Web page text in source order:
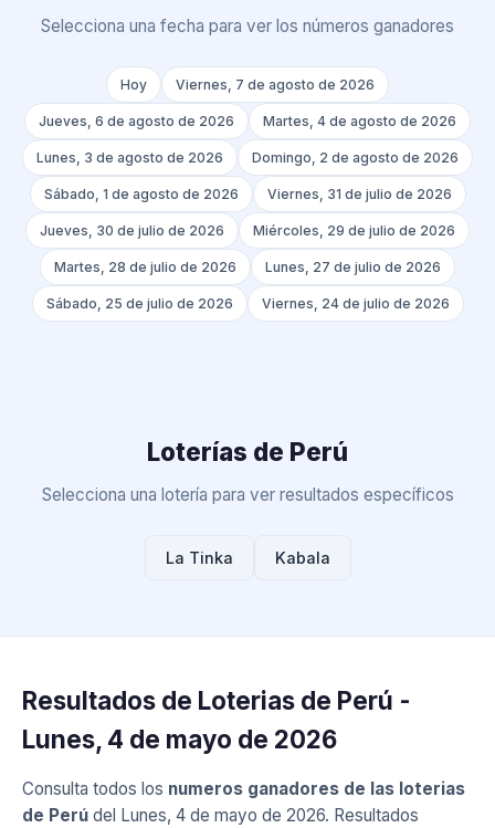
Selecciona una fecha para ver los números ganadores
Hoy Viernes, 7 de agosto de 2026
Jueves, 6 de agosto de 2026 Martes, 4 de agosto de 2026
Lunes, 3 de agosto de 2026 Domingo, 2 de agosto de 2026
Sábado, 1 de agosto de 2026 Viernes, 31 de julio de 2026
Jueves, 30 de julio de 2026 Miércoles, 29 de julio de 2026
Martes, 28 de julio de 2026 Lunes, 27 de julio de 2026
Sábado, 25 de julio de 2026 Viernes, 24 de julio de 2026
Loterías de Perú
Selecciona una lotería para ver resultados específicos
La Tinka Kabala
Resultados de Loterias de Perú -
Lunes, 4 de mayo de 2026
Consulta todos los numeros ganadores de las loterias
de Perú del Lunes, 4 de mayo de 2026. Resultados